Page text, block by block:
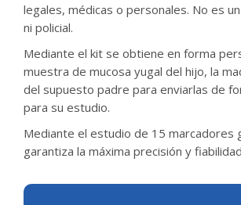
legales, médicas o personales. No es
ni policial.
Mediante el kit se obtiene en forma
muestra de mucosa yugal del hijo, la
del supuesto padre para enviarlas de
para su estudio.
Mediante el estudio de 15 marcadores
garantiza la máxima precisión y